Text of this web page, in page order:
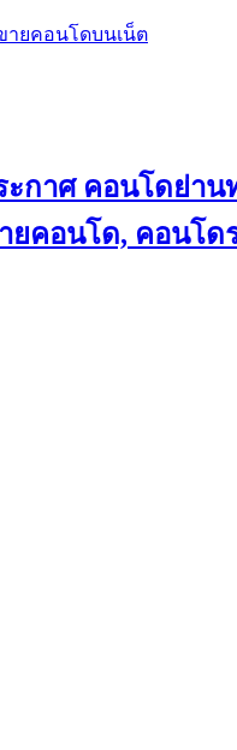
ายคอนโดบนเน็ต
ะกาศ คอนโดย่า
คอนโด, คอนโด